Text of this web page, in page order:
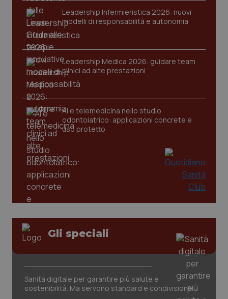
Leadership Infermieristica 2026: nuovi
modelli di responsabilità e autonomia
Leadership Medica 2026: guidare team
clinici ad alte prestazioni
AI e telemedicina nello studio
odontoiatrico: applicazioni concrete e
uso protetto
Gli speciali
Sanità digitale per garantire più salute e
sostenibilità. Ma servono standard e condivisione
CookieScriptConsent
tracking-sites-ironfish-
www.quotidianosanita.it